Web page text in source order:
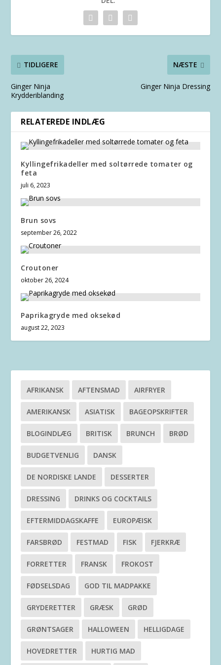
TIDLIGERE
Ginger Ninja
Krydderiblanding
NÆSTE
Ginger Ninja Dressing
RELATEREDE INDLÆG
Kyllingefrikadeller med soltørrede tomater og
feta
juli 6, 2023
Brun sovs
september 26, 2022
Croutoner
oktober 26, 2024
Paprikagryde med oksekød
august 22, 2023
AFRIKANSK AFTENSMAD AIRFRYER
AMERIKANSK ASIATISK BAGEOPSKRIFTER
BLOGINDLÆG BRITISK BRUNCH BRØD
BUDGETVENLIG DANSK
DE NORDISKE LANDE DESSERTER
DRESSING DRINKS OG COCKTAILS
EFTERMIDDAGSKAFFE EUROPÆISK
FARSBRØD FESTMAD FISK FJERKRÆ
FORRETTER FRANSK FROKOST
FØDSELSDAG GOD TIL MADPAKKE
GRYDERETTER GRÆSK GRØD
GRØNTSAGER HALLOWEEN HELLIGDAGE
HOVEDRETTER HURTIG MAD